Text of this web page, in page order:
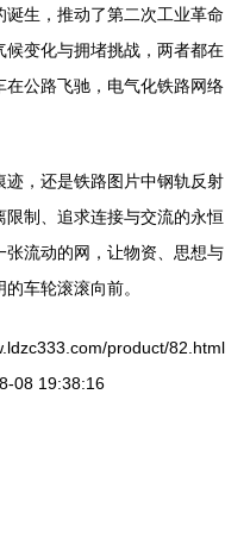
生，推动了第二次工业革命
变化与拥堵挑战，两者都在
公路飞驰，电气化铁路网络
，还是铁路图片中钢轨反射
制、追求连接与交流的永恒
流动的网，让物资、思想与
车轮滚滚向前。
product/82.html
08 19:38:16